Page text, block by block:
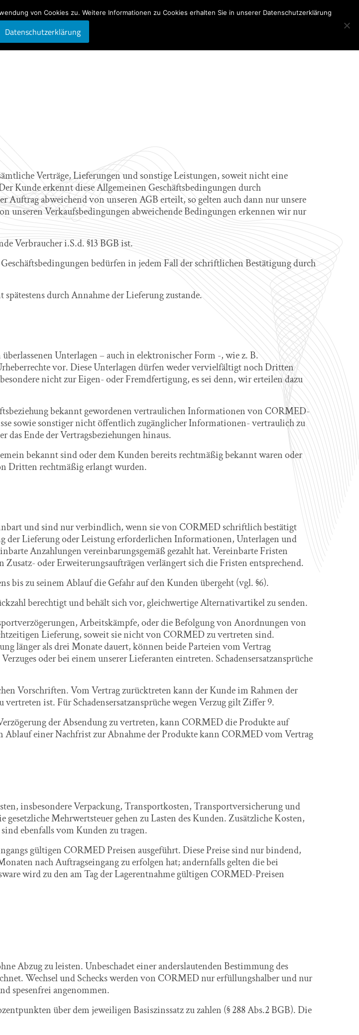
von Cookies zu. Weitere Informationen zu Cookies erhalten Sie in unserer Datenschutzerklärung
Datenschutzerklärung
Lösungen
Verträge, Lieferungen und sonstige Leistungen, soweit nicht eine
Kunde erkennt diese Allgemeinen Geschäftsbedingungen durch
abweichend von unseren AGB erteilt, so gelten auch dann nur unsere
unseren Verkaufsbedingungen abweichende Bedingungen erkennen wir nur
Verbraucher i.S.d. §13 BGB ist.
bedürfen in jedem Fall der schriftlichen Bestätigung durch
durch Annahme der Lieferung zustande.
Unterlagen – auch in elektronischer Form -, wie z. B.
vor. Diese Unterlagen dürfen weder vervielfältigt noch Dritten
nicht zur Eigen- oder Fremdfertigung, es sei denn, wir erteilen dazu
bekannt gewordenen vertraulichen Informationen von CORMED-
sowie sonstiger nicht öffentlich zugänglicher Informationen- vertraulich zu
Ende der Vertragsbeziehungen hinaus.
bekannt sind oder dem Kunden bereits rechtmäßig bekannt waren oder
Dritten rechtmäßig erlangt wurden.
und sind nur verbindlich, wenn sie von CORMED schriftlich bestätigt
Lieferung oder Leistung erforderlichen Informationen, Unterlagen und
Anzahlungen vereinbarungsgemäß gezahlt hat. Vereinbarte Fristen
oder Erweiterungsaufträgen verlängert sich die Fristen entsprechend.
bis zu seinem Ablauf die Gefahr auf den Kunden übergeht (vgl. §6).
berechtigt und behält sich vor, gleichwertige Alternativartikel zu senden.
Arbeitskämpfe, oder die Befolgung von Anordnungen von
Lieferung, soweit sie nicht von CORMED zu vertreten sind.
länger als drei Monate dauert, können beide Parteien vom Vertrag
oder bei einem unserer Lieferanten eintreten. Schadensersatzansprüche
Vorschriften. Vom Vertrag zurücktreten kann der Kunde im Rahmen der
ist. Für Schadensersatzansprüche wegen Verzug gilt Ziffer 9.
der Absendung zu vertreten, kann CORMED die Produkte auf
Ablauf einer Nachfrist zur Abnahme der Produkte kann CORMED vom Vertrag
insbesondere Verpackung, Transportkosten, Transportversicherung und
Mehrwertsteuer gehen zu Lasten des Kunden. Zusätzliche Kosten,
ebenfalls vom Kunden zu tragen.
gültigen CORMED Preisen ausgeführt. Diese Preise sind nur bindend,
nach Auftragseingang zu erfolgen hat; andernfalls gelten die bei
wird zu den am Tag der Lagerentnahme gültigen CORMED-Preisen
Abzug zu leisten. Unbeschadet einer anderslautenden Bestimmung des
Wechsel und Schecks werden von CORMED nur erfüllungshalber und nur
spesenfrei angenommen.
über dem jeweiligen Basiszinssatz zu zahlen (§ 288 Abs.2 BGB). Die